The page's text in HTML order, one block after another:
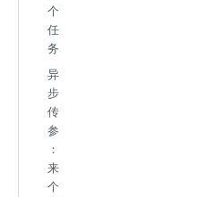
个
任
务
异
步
传
参
：
来
个